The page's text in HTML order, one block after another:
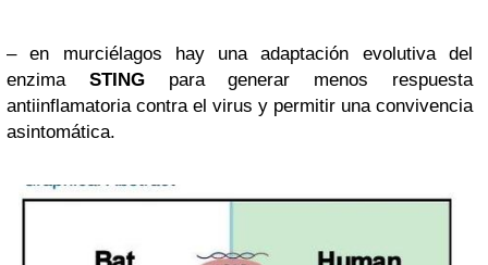
– en murciélagos hay una adaptación evolutiva del
enzima STINGpara generar menos respuesta
antiinflamatoria contra el virus y permitir una convivencia
asintomática.